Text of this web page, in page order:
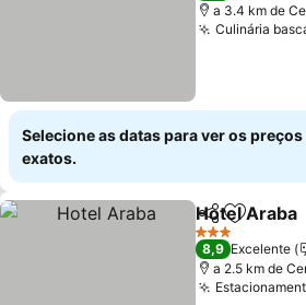
a 3.4 km de
Culinária
Selecione as datas para ver os preços
exatos.
Partilhar
Hotel Araba
3 Estrelas
8,9 Excelente
a 2.5 km de